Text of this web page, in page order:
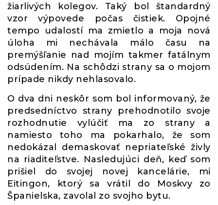
žiarlivých kolegov. Taký bol štandardný
vzor výpovede počas čistiek. Opojné
tempo udalostí ma zmietlo a moja nová
úloha mi nechávala málo času na
premýšľanie nad mojím takmer fatálnym
odsúdením. Na schôdzi strany sa o mojom
prípade nikdy nehlasovalo.
O dva dni neskôr som bol informovaný, že
predsedníctvo strany prehodnotilo svoje
rozhodnutie vylúčiť ma zo strany a
namiesto toho ma pokarhalo, že som
nedokázal demaskovať nepriateľské živly
na riaditeľstve. Nasledujúci deň, keď som
prišiel do svojej novej kancelárie, mi
Eitingon, ktorý sa vrátil do Moskvy zo
Španielska, zavolal zo svojho bytu.